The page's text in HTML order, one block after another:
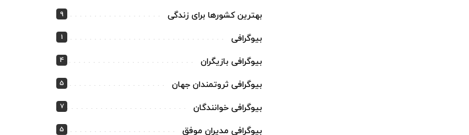
بهترین کشورها برای زندگی 9
بیوگرافی 1
بیوگرافی بازیگران 4
بیوگرافی ثروتمندان جهان 5
بیوگرافی خوانندگان 7
بیوگرافی مدیران موفق 5